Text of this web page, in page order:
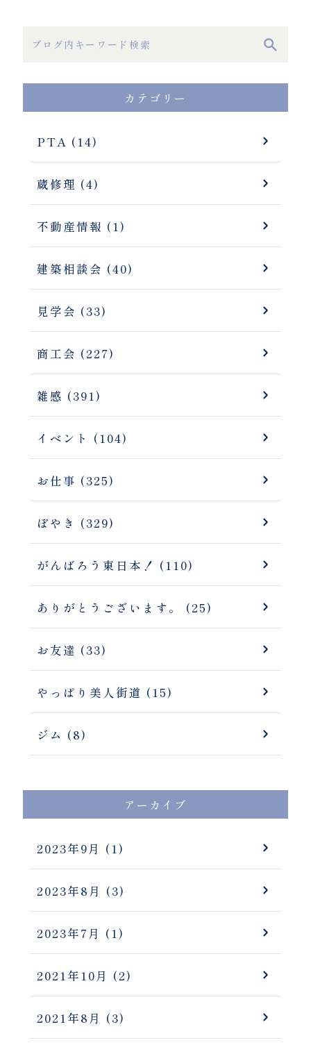
カテゴリー
PTA (14)
蔵修理 (4)
不動産情報 (1)
建築相談会 (40)
見学会 (33)
商工会 (227)
雑感 (391)
イベント (104)
お仕事 (325)
ぼやき (329)
がんばろう東日本！ (110)
ありがとうございます。 (25)
お友達 (33)
やっぱり美人街道 (15)
ジム (8)
アーカイブ
2023年9月 (1)
2023年8月 (3)
2023年7月 (1)
2021年10月 (2)
2021年8月 (3)